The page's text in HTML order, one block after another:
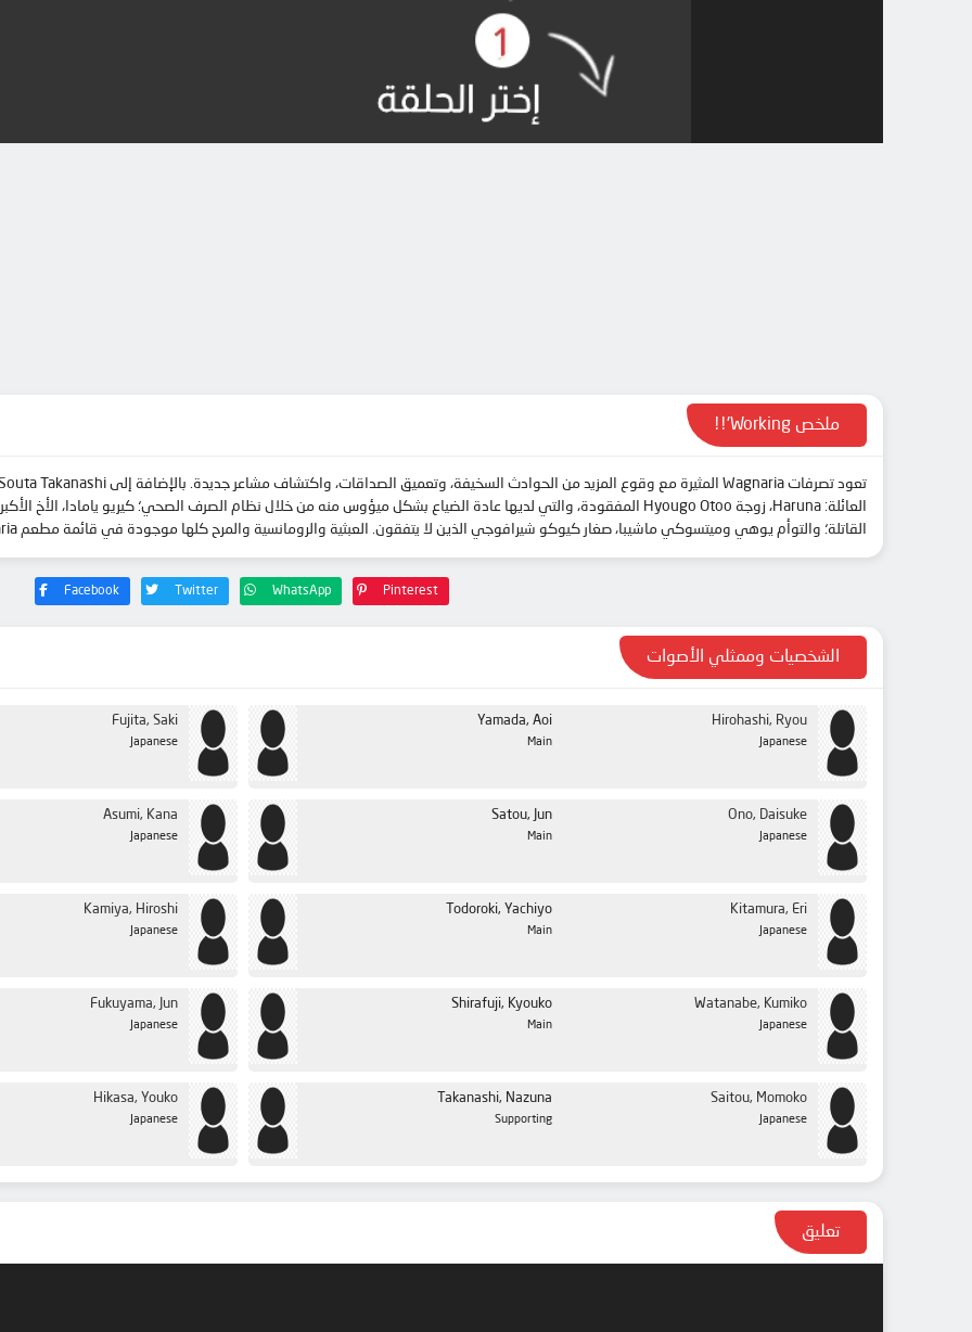
ملخص Working'!!
القاتلة؛ والتوأم يوهي وميتسوكي ماشيبا، صغار كيوكو شيرافوجي الذين لا يتفقون. العبثية والرومانسية والمرح كلها موجودة في قائمة مطعم Wagnaria العائلي!
Facebook Twitter WhatsApp Pinterest
الشخصيات وممثلي الأصوات
Fujita, Saki
Japanese
Yamada, Aoi
Main
Hirohashi, Ryou
Japanese
Asumi, Kana
Japanese
Satou, Jun
Main
Ono, Daisuke
Japanese
Kamiya, Hiroshi
Japanese
Todoroki, Yachiyo
Main
Kitamura, Eri
Japanese
Fukuyama, Jun
Japanese
Shirafuji, Kyouko
Main
Watanabe, Kumiko
Japanese
Hikasa, Youko
Japanese
Takanashi, Nazuna
Supporting
Saitou, Momoko
Japanese
تعليق